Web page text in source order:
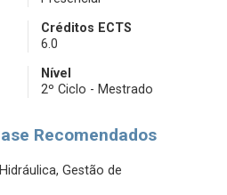
Créditos ECTS
6.0
Nível
2º Ciclo - Mestrado
Recomendados
Gestão de